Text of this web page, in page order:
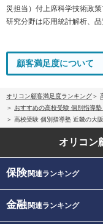
災担当）付上席科学技術政策
研究分野は応用統計解析、品
顧客満足度について
オリコン顧客満足度ランキング
おすすめの高校受験 個別指導
高校受験 個別指導塾 近畿の大
オリコン
保険関連ランキング
金融関連ランキング